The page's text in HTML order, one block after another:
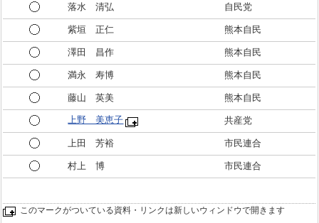
落水 清弘 自民党
紫垣 正仁 熊本自民
澤田 昌作 熊本自民
満永 寿博 熊本自民
藤山 英美 熊本自民
上野 美恵子 共産党
上田 芳裕 市民連合
村上 博 市民連合
このマークがついている資料・リンクは新しいウィンドウで開きます